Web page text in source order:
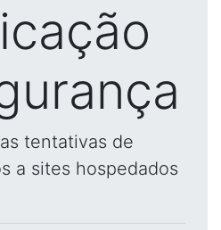
tentativas de
a sites hospedados